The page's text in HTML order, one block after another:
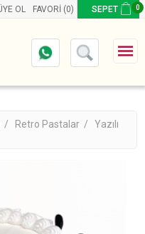
OL FAVORI (0) SEPET 0
/ Retro Pastalar /
Yazılı